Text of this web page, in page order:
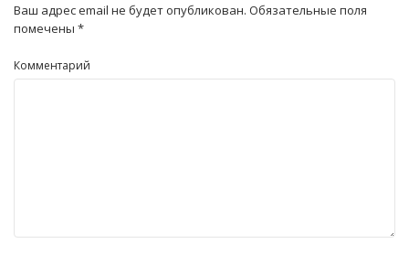
Ваш адрес email не будет опубликован. Обязательные поля
помечены *
Комментарий